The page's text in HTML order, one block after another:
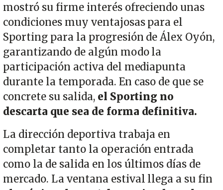
mostró su firme interés ofreciendo unas
condiciones muy ventajosas para el
Sporting para la progresión de Álex Oyón,
garantizando de algún modo la
participación activa del mediapunta
durante la temporada. En caso de que se
concrete su salida, el Sporting no
descarta que sea de forma definitiva.
La dirección deportiva trabaja en
completar tanto la operación entrada
como la de salida en los últimos días de
mercado. La ventana estival llega a su fin